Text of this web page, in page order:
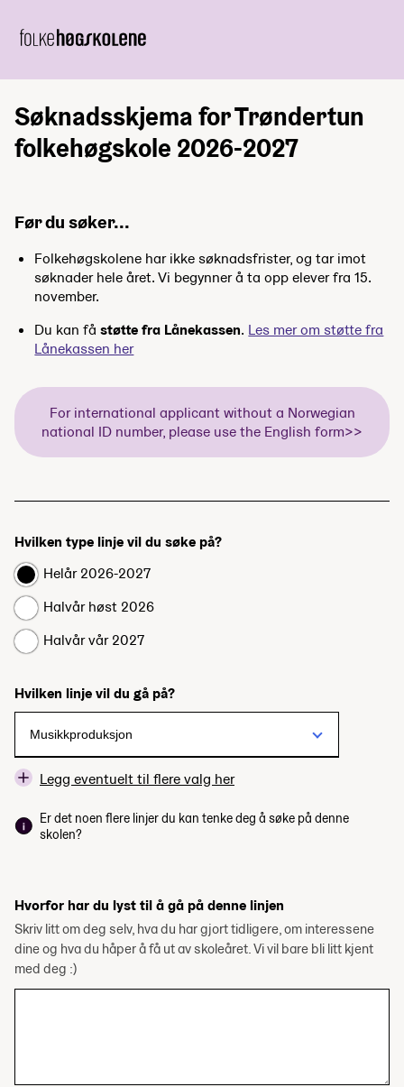
Søknadsskjema for Trøndertun
folkehøgskole 2026-2027
Før du søker...
Folkehøgskolene har ikke søknadsfrister, og tar imot
søknader hele året. Vi begynner å ta opp elever fra 15.
november.
Du kan fåstøtte fra Lånekassen. Les mer om støtte fra
Lånekassen her
For international applicant without a Norwegian
national ID number, please use the English form>>
Hvilken type linje vil du søke på?
Helår 2026-2027
Halvår høst 2026
Halvår vår 2027
Hvilken linje vil du gå på?
Legg eventuelt til flere valg her
Er det noen flere linjer du kan tenke deg å søke på denne
skolen?
Hvorfor har du lyst til å gå på denne linjen
Skriv litt om deg selv, hva du har gjort tidligere, om interessene
dine og hva du håper å få ut av skoleåret. Vi vil bare bli litt kjent
med deg :)